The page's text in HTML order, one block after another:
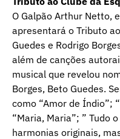
O Galpão Arthur Netto,
apresentará o Tributo
Guedes e Rodrigo
além de canções
musical que revelou
Borges, Beto Guedes.
como “Amor de Índio”;
“Maria, Maria”; ” Tudo
harmonias originais,